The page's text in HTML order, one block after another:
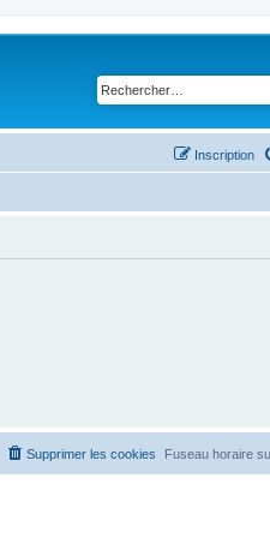
Inscription
Fuseau horaire
Supprimer les cookies